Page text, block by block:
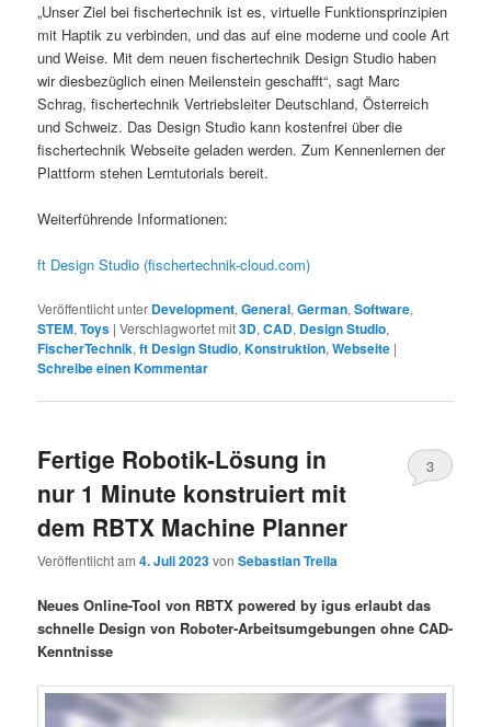
„Unser Ziel bei fischertechnik ist es, virtuelle Funktionsprinzipien
mit Haptik zu verbinden, und das auf eine moderne und coole Art
und Weise. Mit dem neuen fischertechnik Design Studio haben
wir diesbezüglich einen Meilenstein geschafft“, sagt Marc
Schrag, fischertechnik Vertriebsleiter Deutschland, Österreich
und Schweiz. Das Design Studio kann kostenfrei über die
fischertechnik Webseite geladen werden. Zum Kennenlernen der
Plattform stehen Lerntutorials bereit.
Weiterführende Informationen:
ft Design Studio (fischertechnik-cloud.com)
Veröffentlicht unter Development,General,German,Software,
STEM,Toys |Verschlagwortet mit3D,CAD, Design Studio,
FischerTechnik,ft Design Studio,Konstruktion,Webseite |
Schreibe einen Kommentar
Fertige Robotik-Lösung in
nur 1 Minute konstruiert mit
dem RBTX Machine Planner
Veröffentlicht am4. Juli 2023vonSebastian Trella
3
Neues Online-Tool von RBTX powered by igus erlaubt das
schnelle Design von Roboter-Arbeitsumgebungen ohne CAD-
Kenntnisse